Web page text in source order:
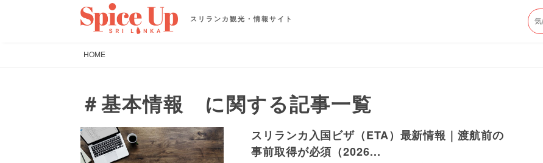
スリランカ観光・情報サイト
HOME
＃基本情報 に関する記事一覧
スリランカ入国ビザ（ETA）最新情報｜渡航前の
事前取得が必須（2026...